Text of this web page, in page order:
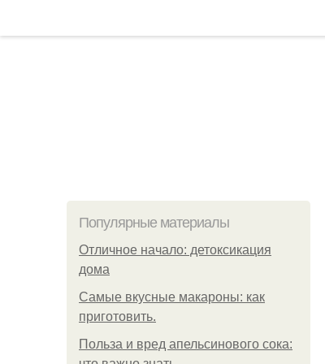
Популярные материалы
Отличное начало: детоксикация
дома
Самые вкусные макароны: как
приготовить.
Польза и вред апельсинового сока: